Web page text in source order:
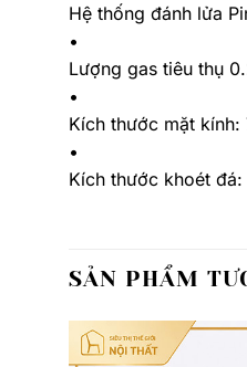
Hệ thống đánh lửa
•
Lượng gas tiêu thụ
•
Kích thước mặt
•
Kích thước khoét
SẢN PHẨM